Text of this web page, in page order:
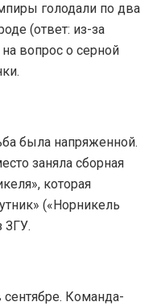
голодали по два
(ответ: из-за
вопрос о серной
была напряженной.
заняла сборная
которая
(«Норникель
ЗГУ.
Команда-